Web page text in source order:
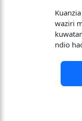
waziri
ndio